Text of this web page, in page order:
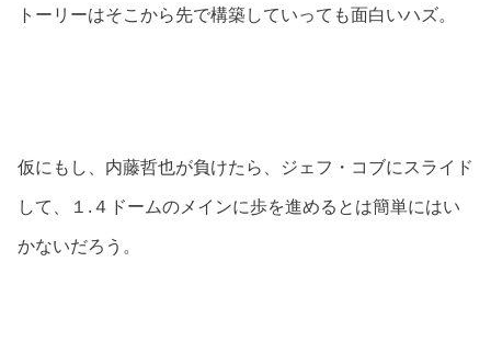
トーリーはそこから先で構築していっても面白いハズ。
仮にもし、内藤哲也が負けたら、ジェフ・コブにスライド
して、１.４ドームのメインに歩を進めるとは簡単にはい
かないだろう。